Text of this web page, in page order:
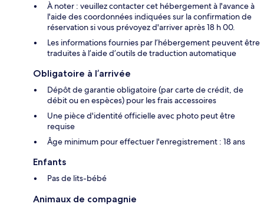
À noter : veuillez contacter cet hébergement à l'avance à
l'aide des coordonnées indiquées sur la confirmation de
réservation si vous prévoyez d'arriver après 18 h 00.
Les informations fournies par l’hébergement peuvent être
traduites à l’aide d’outils de traduction automatique
Obligatoire à l’arrivée
Dépôt de garantie obligatoire (par carte de crédit, de
débit ou en espèces) pour les frais accessoires
Une pièce d'identité officielle avec photo peut être
requise
Âge minimum pour effectuer l'enregistrement : 18 ans
Enfants
Pas de lits-bébé
Animaux de compagnie